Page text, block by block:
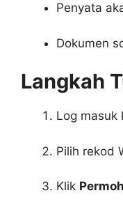
Penyata
Dokumen
Langkah
Log masuk
Pilih rekod
Klik